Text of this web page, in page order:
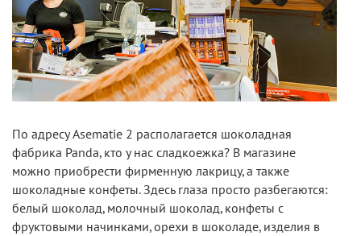
По адресу Asematie 2 располагается шоколадная
фабрика Panda, кто у нас сладкоежка? В магазине
можно приобрести фирменную лакрицу, а также
шоколадные конфеты. Здесь глаза просто разбегаются:
белый шоколад, молочный шоколад, конфеты с
фруктовыми начинками, орехи в шоколаде, изделия в